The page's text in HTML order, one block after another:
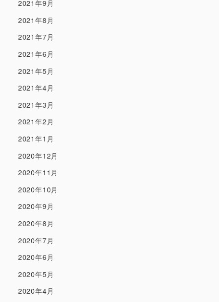
2021年9月
2021年8月
2021年7月
2021年6月
2021年5月
2021年4月
2021年3月
2021年2月
2021年1月
2020年12月
2020年11月
2020年10月
2020年9月
2020年8月
2020年7月
2020年6月
2020年5月
2020年4月